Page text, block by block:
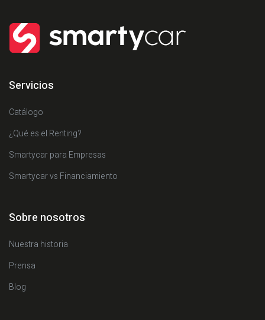
Servicios
Catálogo
¿Qué es el Renting?
Smartycar para Empresas
Smartycar vs Financiamiento
Sobre nosotros
Nuestra historia
Prensa
Blog